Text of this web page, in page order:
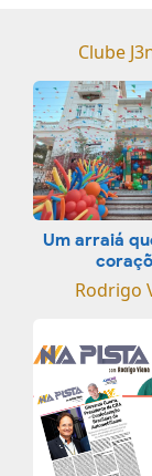
Clube
Um arraiá
Rodrigo